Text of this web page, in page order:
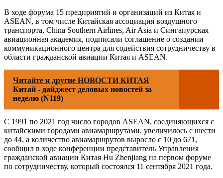
В ходе форума 15 предприятий и организаций из Китая и
ASEAN, в том числе Китайская ассоциация воздушного
транспорта, China Southern Airlines, Air Asia и Сингапурская
авиационная академия, подписали соглашение о создании
коммуникационного центра для содействия сотрудничеству в
области гражданской авиации Китая и ASEAN.
Читайте и другие НОВОСТИ КИТАЯ
Китай - дайджест деловых новостей за
неделю (N119)
С 1991 по 2021 год число городов ASEAN, соединяющихся с
китайскими городами авиамаршрутами, увеличилось с шести
до 44, а количество авиамаршрутов выросло с 10 до 671,
сообщил в ходе конференции представитель Управления
гражданской авиации Китая Hu Zhenjiang на первом форуме
по сотрудничеству, который состоялся 11 сентября 2021 года.